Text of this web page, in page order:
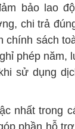
bảo lao
chi trả
sách
phép năm,
sử dụng
nhất trong
phần hỗ